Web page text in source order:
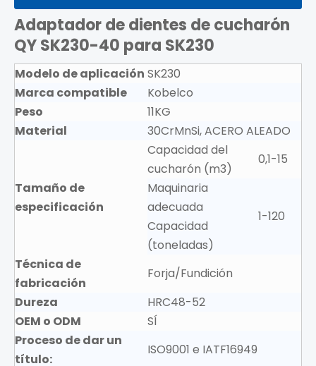
Adaptador de dientes de cucharón
QY SK230-40 para SK230
Modelo de aplicación SK230
Marca compatible
Kobelco
Peso
11KG
Material
30CrMnSi, ACERO ALEADO
Tamaño de
especificación
Capacidad del
cucharón (m3)
0,1-15
Maquinaria
adecuada
Capacidad
(toneladas)
1-120
Técnica de
fabricación
Forja/Fundición
Dureza
HRC48-52
OEM o ODM
SÍ
Proceso de dar un
título:
ISO9001 e IATF16949